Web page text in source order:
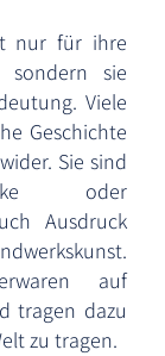
nur für ihre
sondern sie
Viele
Geschichte
Sie sind
oder
Ausdruck
auf
tragen dazu
zu tragen.